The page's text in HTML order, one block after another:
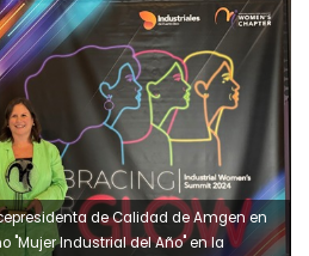
de Calidad de Amgen en
"Mujer Industrial del Año" en la